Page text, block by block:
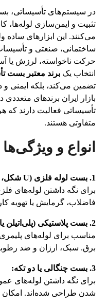
در سیستم‌های تأسیساتی،
تثبیت و ایمن‌سازی لوله‌ها،
می‌کنند. این ابزارهای ساده
ساختمانی، صنعتی و
حرکت ناخواسته، لرزش یا
انتخاب یکبرند معتبر بست
تضمین می‌کند، بلکه ایمنی و
بازار ایران برندهای
تأسیساتی فعالیت دارند که
متفاوتی هستند.
انواع و ویژگی‌ها
1. بست لوله فلزی (U شکل، دو پایه):
برای نگه داشتن لوله‌های
فاضلاب، گرمایش یا تهویه
2. بست پلاستیکی (پلی‌اتیلن یا PVC):
مناسب برای لوله‌های پلیمری
برق. سبک، ارزان و ضد
3. بست چنگالی یا دو تکه:
برای نگه داشتن لوله‌های
شدن طراحی شده‌اند. امکان